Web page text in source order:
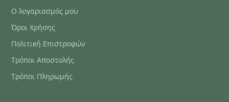
Ο λογαριασμός μου
Όροι Χρήσης
Πολιτική Επιστροφών
Τρόποι Αποστολής
Τρόποι Πληρωμής